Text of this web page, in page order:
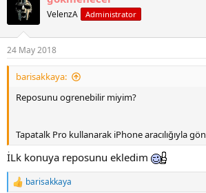
VelenzA Administrator
24 May 2018
barisakkaya:
Reposunu ogrenebilir miyim?
Tapatalk Pro kullanarak iPhone aracılığıyla
İLk konuya reposunu ekledim
R
barisakkaya